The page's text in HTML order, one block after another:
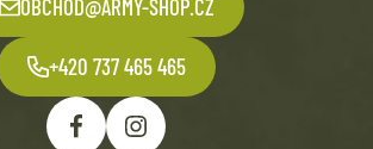
OBCHOD@ARMY-SHOP.CZ
+420 737 465 465